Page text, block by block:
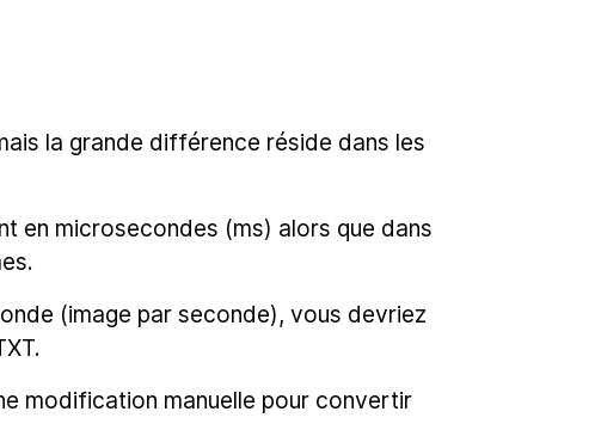
la grande différence réside dans les
en microsecondes (ms) alors que dans
(image par seconde), vous devriez
modification manuelle pour convertir